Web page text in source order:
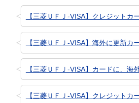
【三菱ＵＦＪ-VISA】クレジットカ
【三菱ＵＦＪ-VISA】海外に更新カ
【三菱ＵＦＪ-VISA】カードに、海
【三菱ＵＦＪ-VISA】クレジットカ